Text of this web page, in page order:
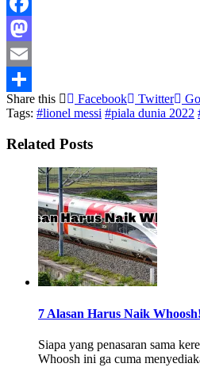
Facebook
Mastodon
Email
Share
Share this Facebook Twitter
Tags: #lionel messi #piala dunia 2022
Related Posts
7 Alasan Harus Naik
Siapa yang penasaran sama
Whoosh ini ga cuma